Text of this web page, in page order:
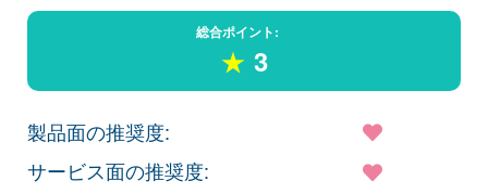
総合ポイント:
★ 3
製品面の推奨度:
サービス面の推奨度: